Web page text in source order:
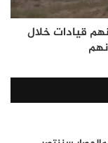
قيادات خلال